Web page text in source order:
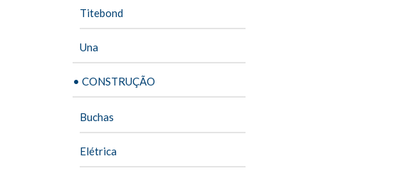
Titebond
Una
• CONSTRUÇÃO
Buchas
Elétrica